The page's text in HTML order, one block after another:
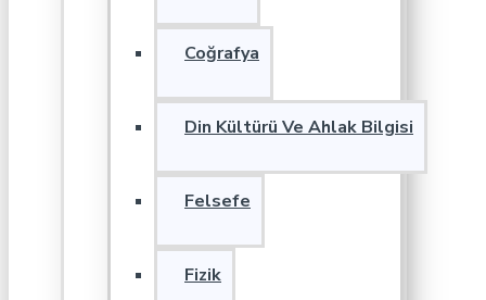
Coğrafya
Din Kültürü Ve Ahlak Bilgisi
Felsefe
Fizik